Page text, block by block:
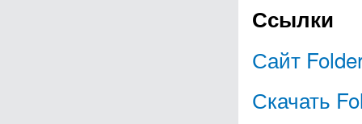
Ссылки
Сайт
Скачать